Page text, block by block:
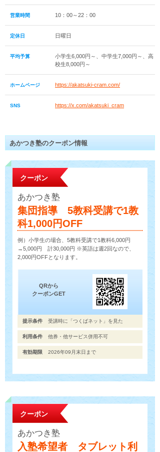
営業時間 10：00～22：00
定休日 日曜日
平均予算
小学生6,000円～、中学生7,000円～、高
校生8,000円～
ホームページ https://akatsuki-cram.com/
SNS https://x.com/akatsuki_cram
あかつき塾のクーポン情報
クーポン
あかつき塾
集団指導 5教科受講で1教
科1,000円OFF
例）小学生の場合、5教科受講で1教科6,000円
→5,000円 計30,000円 ※英語は週2回なので、
2,000円OFFとなります。
QRから
クーポンGET
提示条件 受講時に「つくばネット」を見た
利用条件 他券・他サービス併用不可
有効期限 2026年09月末日まで
クーポン
あかつき塾
入塾希望者 タブレット利